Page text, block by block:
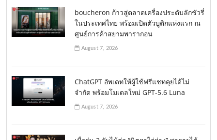
boucheron ก้าวสู่ตลาดเครื่องประดับลักชัวรี่
ในประเทศไทย พร้อมเปิดตัวบูติกแห่งแรก ณ
ศูนย์การค้าสยามพารากอน
August 7, 2026
ChatGPT อัพเดทให้ผู้ใช้ฟรีแชทคุยได้ไม่
จำกัด พร้อมโมเดลใหม่ GPT-5.6 Luna
August 7, 2026